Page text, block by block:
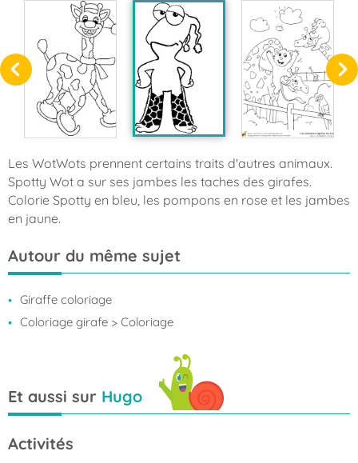
Les WotWots prennent certains traits d'autres animaux.
Spotty Wot a sur ses jambes les taches des girafes.
Colorie Spotty en bleu, les pompons en rose et les jambes
en jaune.
Autour du même sujet
Giraffe coloriage
Coloriage girafe > Coloriage
Et aussi sur Hugo
Activités